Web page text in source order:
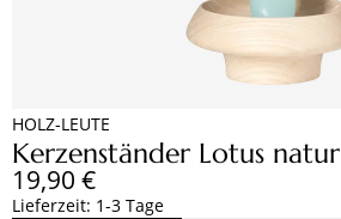
HOLZ-LEUTE
Kerzenständer Lotus natur
Regulärer Preis:
19,90 €
Lieferzeit: 1-3 Tage